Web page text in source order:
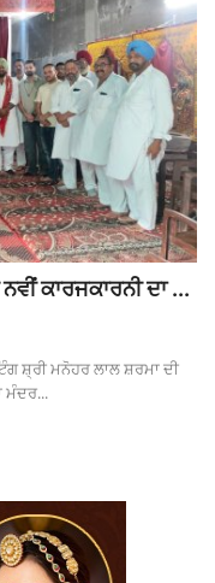
ਕਾਰਜਕਾਰਨੀ ਦਾ ...
ਸ਼੍ਰੀ ਮਨੋਹਰ ਲਾਲ ਸ਼ਰਮਾ ਦੀ
ਮੰਦਰ...